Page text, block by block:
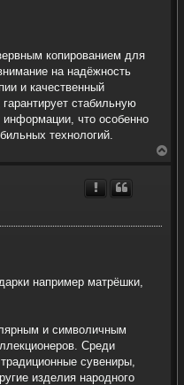
копированием для
на надёжность
и качественный
стабильную
информации, что особенно
технологий.
например матрёшки,
и символичным
Среди
сувениры,
изделия народного